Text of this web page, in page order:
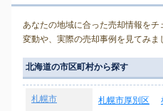
あなたの地域に合った売却情報を
変動や、実際の売却事例を見てみま
北海道の市区町村から探す
札幌市 札幌市厚別区